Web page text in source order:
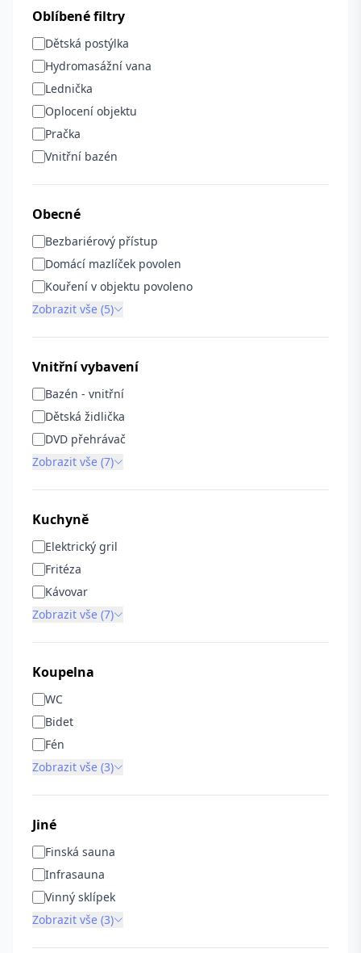
Oblíbené filtry
Dětská postýlka
Hydromasážní vana
Lednička
Oplocení objektu
Pračka
Vnitřní bazén
Obecné
Bezbariérový přístup
Domácí mazlíček povolen
Kouření v objektu povoleno
Zobrazit vše (5)
Vnitřní vybavení
Bazén - vnitřní
Dětská židlička
DVD přehrávač
Zobrazit vše (7)
Kuchyně
Elektrický gril
Fritéza
Kávovar
Zobrazit vše (7)
Koupelna
WC
Bidet
Fén
Zobrazit vše (3)
Jiné
Finská sauna
Infrasauna
Vinný sklípek
Zobrazit vše (3)